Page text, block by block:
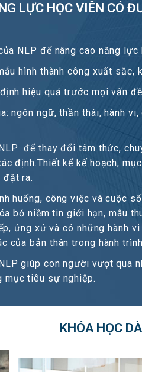
LỰC HỌC VIÊN CÓ
NLP để nâng cao năng
hình thành công xuất sắc,
hiệu quả trước mọi vấn
ngôn ngữ, thần thái, hành
để thay đổi tâm thức,
định.Thiết kế kế hoạch,
đặt ra.
huống, công việc và cuộc
bỏ niềm tin giới hạn, mâu
ứng xử và có những hành
của bản thân trong hành
giúp con người vượt
mục tiêu sự nghiệp.
KHÓA HỌC